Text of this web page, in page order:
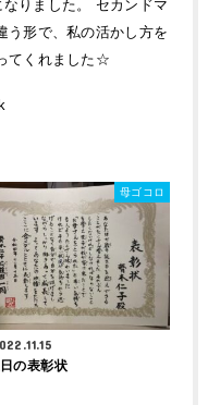
りました。 セカンドマ
う形で、私の活かし方を
てくれました☆
母ゴコロ
の表彰状